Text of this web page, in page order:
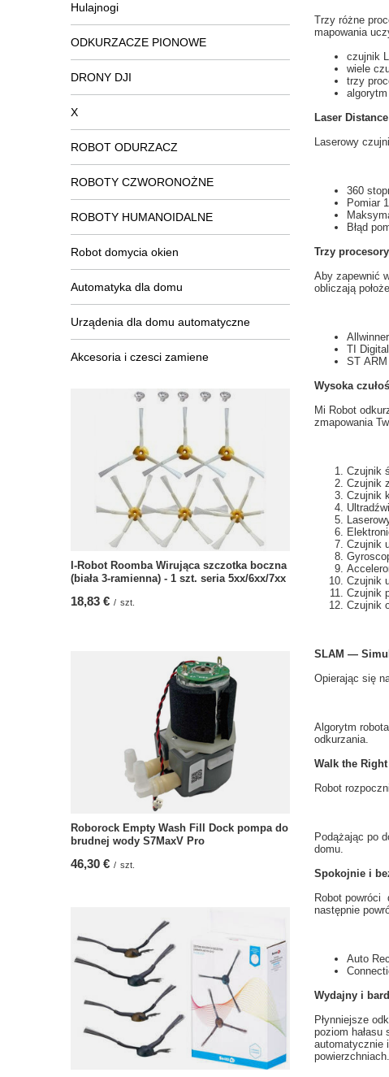
Hulajnogi
ODKURZACZE PIONOWE
DRONY DJI
X
ROBOT ODURZACZ
ROBOTY CZWORONOŻNE
ROBOTY HUMANOIDALNE
Robot domycia okien
Automatyka dla domu
Urządenia dla domu automatyczne
Akcesoria i czesci zamiene
I-Robot Roomba Wirująca szczotka boczna
(biała 3-ramienna) - 1 szt. seria 5xx/6xx/7xx
18,83 € / szt.
Roborock Empty Wash Fill Dock pompa do
brudnej wody S7MaxV Pro
46,30 € / szt.
Trzy różne
mapowania
czujnik
wiele
trzy
algorytm
Laser
Laserowy
360
Pomiar
Błąd
Trzy procesory
Aby zapewnić
obliczają
TI
ST
Wysoka
Mi Robot
zmapowania
Czujnik
Czujnik
Czujnik
Czujnik
Czujnik
Czujnik
Czujnik
SLAM —
Opierając się
Algorytm robota
odkurzania.
Walk the Right
Robot
Podążając po
domu.
Spokojnie i
Robot powróci
następnie
Auto
Wydajny i
Płynniejsze
poziom hałasu
automatycznie
powierzchniach.